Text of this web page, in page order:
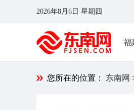
2026年8月6日 星期四
福
您所在的位置： 东南网